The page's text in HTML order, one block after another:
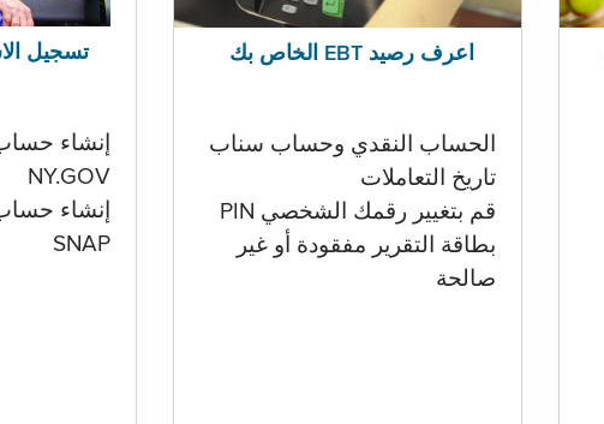
تسجيل
إنشاء
NY.GOV
إنشاء
SNAP
اعرف رصيد EBT الخاص بك
الحساب النقدي وحساب سناب
تاريخ التعاملات
قم بتغيير رقمك الشخصي PIN
بطاقة التقرير مفقودة أو غير
صالحة